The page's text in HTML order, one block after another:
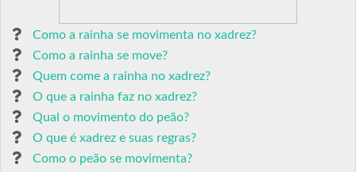
Como a rainha se movimenta no xadrez?
Como a rainha se move?
Quem come a rainha no xadrez?
O que a rainha faz no xadrez?
Qual o movimento do peão?
O que é xadrez e suas regras?
Como o peão se movimenta?